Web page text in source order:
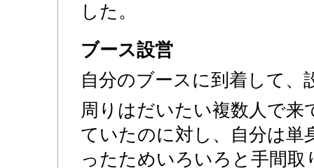
した。
ブース設営
自分のブースに到着して、
周りはだいたい複数人で来
ていたのに対し、自分は単
ったためいろいろと手間取